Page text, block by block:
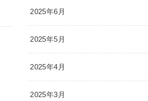
2025年6月
2025年5月
2025年4月
2025年3月